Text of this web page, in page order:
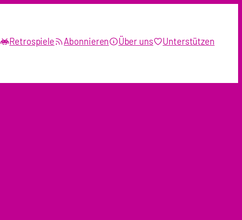
Retrospiele Abonnieren Über uns Unterstützen